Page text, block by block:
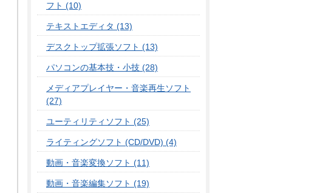
フト (10)
テキストエディタ (13)
デスクトップ拡張ソフト (13)
パソコンの基本技・小技 (28)
メディアプレイヤー・音楽再生ソフト
(27)
ユーティリティソフト (25)
ライティングソフト (CD/DVD) (4)
動画・音楽変換ソフト (11)
動画・音楽編集ソフト (19)